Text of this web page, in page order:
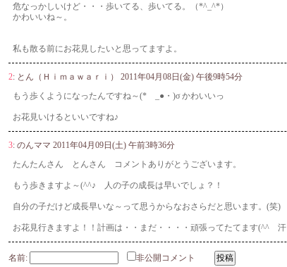
危なっかしいけど・・・歩いてる、歩いてる。（*^_^*）
かわいいね～。
私も散る前にお花見したいと思ってますよ。
2: とん（Ｈｉｍａｗａｒｉ）
2011年04月08日(金) 午後9時54分
もう歩くようになったんですね～(*ゝ_●・)σ かわいいっ
お花見いけるといいですね♪
3: のんママ 2011年04月09日(土) 午前3時36分
たんたんさん とんさん コメントありがとうございます。
もう歩きますよ～(^^♪ 人の子の成長は早いでしょ？！
自分の子だけど成長早いな～って思うからなおさらだと思います。(笑)
お花見行きますよ！！計画は・・まだ・・・・頑張ってたてます(^^ゞ汗
名前: 非公開コメント